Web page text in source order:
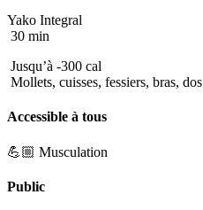
Yako Integral
30 min
Jusqu’à -300 cal
Mollets, cuisses, fessiers, bras, dos
Accessible à tous
💪🏼 Musculation
Public